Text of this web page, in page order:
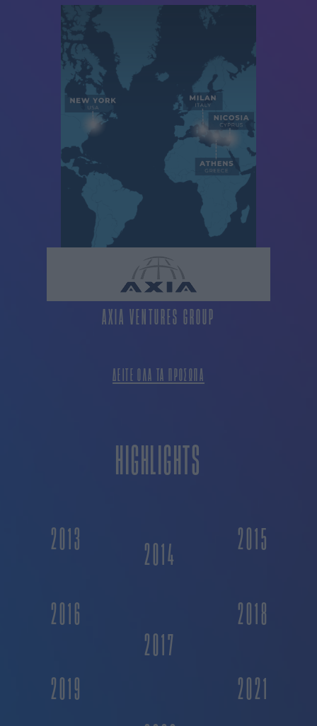
AXIA VENTURES GROUP
ΔΕΙΤΕ ΟΛΑ ΤΑ ΠΡΟΣΩΠΑ
HIGHLIGHTS
2013 2014
2015
2016
2017
2018
2019
2021